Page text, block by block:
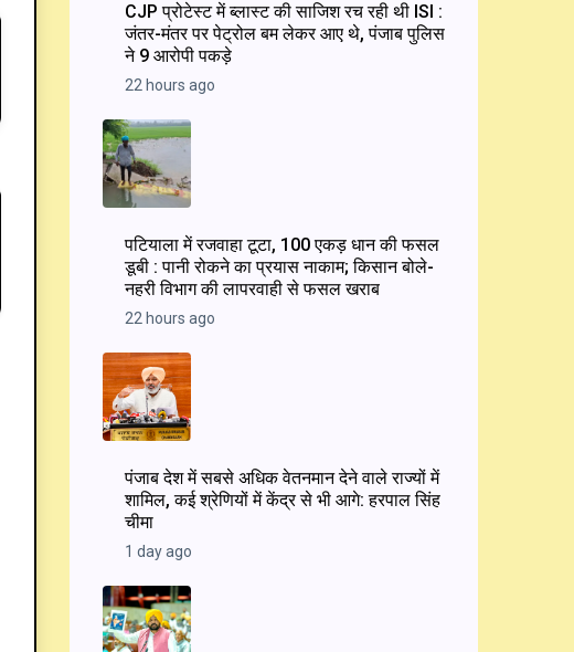
CJP प्रोटेस्ट में ब्लास्ट की साजिश रच रही थी ISI :
जंतर-मंतर पर पेट्रोल बम लेकर आए थे, पंजाब पुलिस
ने 9 आरोपी पकड़े
22 hours ago
पटियाला में रजवाहा टूटा, 100 एकड़ धान की फसल
डूबी : पानी रोकने का प्रयास नाकाम; किसान बोले-
नहरी विभाग की लापरवाही से फसल खराब
22 hours ago
पंजाब देश में सबसे अधिक वेतनमान देने वाले राज्यों में
शामिल, कई श्रेणियों में केंद्र से भी आगे: हरपाल सिंह
चीमा
1 day ago